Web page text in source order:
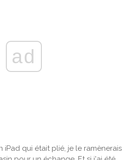
ad
iPad qui était plié, je le ramènerais